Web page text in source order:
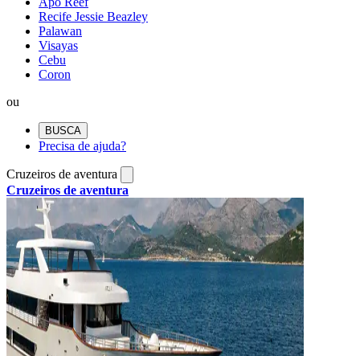
Recife Jessie Beazley
Palawan
Visayas
Cebu
Coron
ou
BUSCA
Precisa de ajuda?
Cruzeiros de aventura
Cruzeiros de aventura